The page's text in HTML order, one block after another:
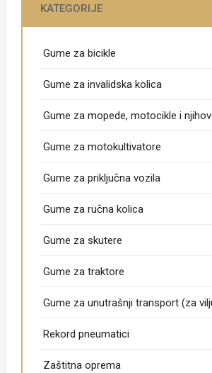
KATEGORIJE
Gume za bicikle
Gume za invalidska kolica
Gume za mopede, motocikle i
Gume za motokultivatore
Gume za priključna vozila
Gume za ručna kolica
Gume za skutere
Gume za traktore
Gume za unutrašnji transport (za
Rekord pneumatici
Zaštitna oprema